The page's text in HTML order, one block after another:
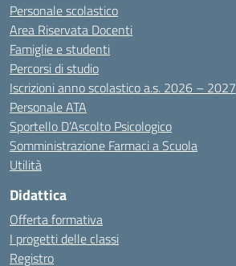
Personale scolastico
Area Riservata Docenti
Famiglie e studenti
Percorsi di studio
Iscrizioni anno scolastico a.s. 2026 – 2027
Personale ATA
Sportello D’Ascolto Psicologico
Somministrazione Farmaci a Scuola
Utilità
Didattica
Offerta formativa
I progetti delle classi
Registro